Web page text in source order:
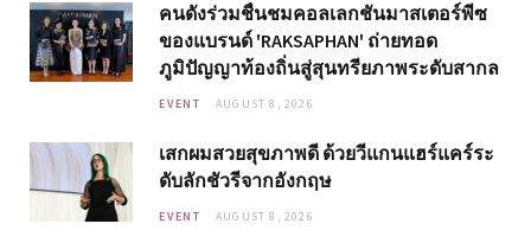
คนดังร่วมชื่นชมคอลเลกชันมาสเตอร์พีซ
ของแบรนด์ 'RAKSAPHAN' ถ่ายทอด
ภูมิปัญญาท้องถิ่นสู่สุนทรียภาพระดับสากล
EVENT AUGUST 8, 2026
เสกผมสวยสุขภาพดี ด้วยวีแกนแฮร์แคร์ระ
ดับลักชัวรีจากอังกฤษ
EVENT AUGUST 8, 2026